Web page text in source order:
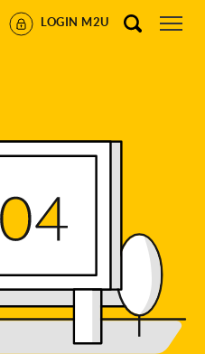
LOGIN M2U